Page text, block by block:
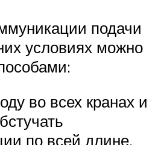
подачи
условиях можно
во всех кранах и
по всей длине.